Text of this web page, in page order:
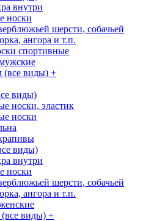
внутри
носки
шерсти, собачьей
ангора и т.п.
спортивные
(все виды) +
виды)
носки, эластик
носки
виды)
внутри
носки
шерсти, собачьей
ангора и т.п.
виды) +